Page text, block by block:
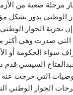
مرحلة صعبة من
الوطني يدور بشكل
إن تجربة الحوار
سواء الحكومة أو
السيسي قدم
التي خرجت عنه
الحوار الوطني